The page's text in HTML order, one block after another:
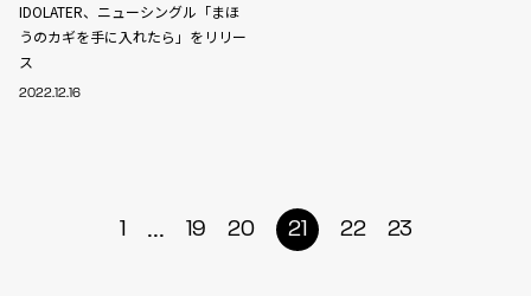
IDOLATER、ニューシングル「まほ
うのカギを手に入れたら」をリリー
ス
2022.12.16
1 ... 19 20 21 22 23